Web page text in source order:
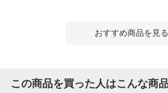
おすすめ商品を見る
この商品を買った人はこんな商